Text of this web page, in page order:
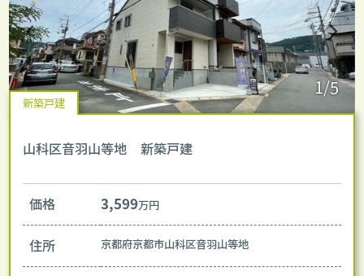
1/5
新築戸建
山科区音羽山等地 新築戸建
価格 3,599万円
住所 京都府京都市山科区音羽山等地